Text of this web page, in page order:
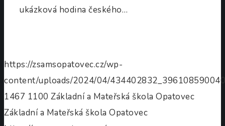
ukázková hodina českého…
https://zsamsopatovec.cz/wp-
content/uploads/2024/04/
1467 1100 Základní a Mateřská škola Opatovec
Základní a Mateřská škola Opatovec